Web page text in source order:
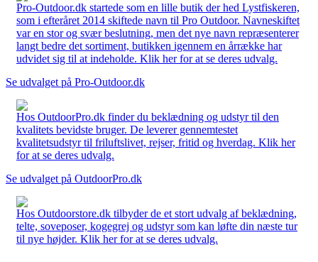
Pro-Outdoor.dk startede som en lille butik der hed Lystfiskeren,
som i efteråret 2014 skiftede navn til Pro Outdoor. Navneskiftet
var en stor og svær beslutning, men det nye navn repræsenterer
langt bedre det sortiment, butikken igennem en årrække har
udvidet sig til at indeholde. Klik her for at se deres udvalg.
Se udvalget på Pro-Outdoor.dk
Hos OutdoorPro.dk finder du beklædning og udstyr til den
kvalitets bevidste bruger. De leverer gennemtestet
kvalitetsudstyr til friluftslivet, rejser, fritid og hverdag. Klik her
for at se deres udvalg.
Se udvalget på OutdoorPro.dk
Hos Outdoorstore.dk tilbyder de et stort udvalg af beklædning,
telte, soveposer, kogegrej og udstyr som kan løfte din næste tur
til nye højder. Klik her for at se deres udvalg.